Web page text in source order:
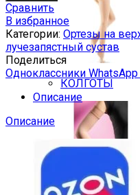
КОЛГОТЫ
Сравнить
В избранное
Категории: Ортезы на
лучезапястный сустав
Поделиться
Одноклассники WhatsApp
Описание
Описание